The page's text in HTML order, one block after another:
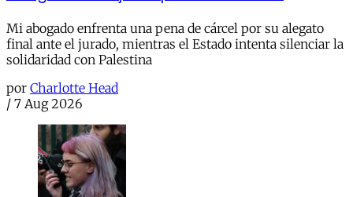
Mi abogado enfrenta una pena de cárcel por su alegato
final ante el jurado, mientras el Estado intenta silenciar la
solidaridad con Palestina
por Charlotte Head
/ 7 Aug 2026